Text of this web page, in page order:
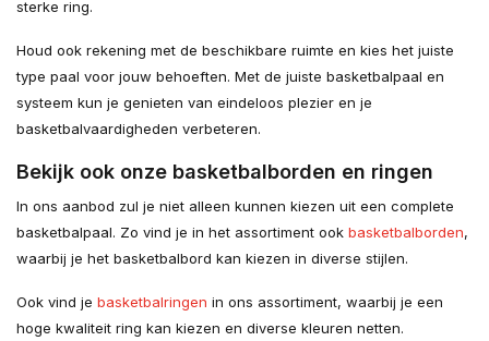
sterke ring.
Houd ook rekening met de beschikbare ruimte en kies het juiste
type paal voor jouw behoeften. Met de juiste basketbalpaal en
systeem kun je genieten van eindeloos plezier en je
basketbalvaardigheden verbeteren.
Bekijk ook onze basketbalborden en ringen
In ons aanbod zul je niet alleen kunnen kiezen uit een complete
basketbalpaal. Zo vind je in het assortiment ook basketbalborden,
waarbij je het basketbalbord kan kiezen in diverse stijlen.
Ook vind je basketbalringen in ons assortiment, waarbij je een
hoge kwaliteit ring kan kiezen en diverse kleuren netten.